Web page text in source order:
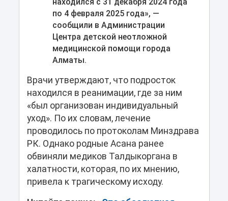
по 4 февраля 2025 года», —
сообщили в Администрации
Центра детской неотложной
медицинской помощи города
Алматы.
Врачи утверждают, что подросток
находился в реанимации, где за ним
«был организован индивидуальный
уход». По их словам, лечение
проводилось по протоколам Минздрава
РК. Однако родные Асана ранее
обвиняли медиков Талдыкоргана в
халатности, которая, по их мнению,
привела к трагическому исходу.